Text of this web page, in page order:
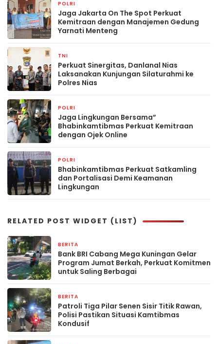
POLRI
Jaga Jakarta On The Spot Perkuat
Kemitraan dengan Manajemen Gedung
Yarnati Menteng
TNI
Perkuat Sinergitas, Danlanal Nias
Laksanakan Kunjungan Silaturahmi ke
Polres Nias
POLRI
Jaga Lingkungan Bersama”
Bhabinkamtibmas Perkuat Kemitraan
dengan Ojek Online
POLRI
Bhabinkamtibmas Perkuat Satkamling
dan Portalisasi Demi Keamanan
Lingkungan
RELATED POST WIDGET (LIST)
BERITA
Bank BRI Cabang Mega Kuningan Gelar
Program Jumat Berkah, Perkuat Komitmen
untuk Saling Berbagai
BERITA
Patroli Tiga Pilar Senen Sisir Titik Rawan,
Polisi Pastikan Situasi Kamtibmas
Kondusif